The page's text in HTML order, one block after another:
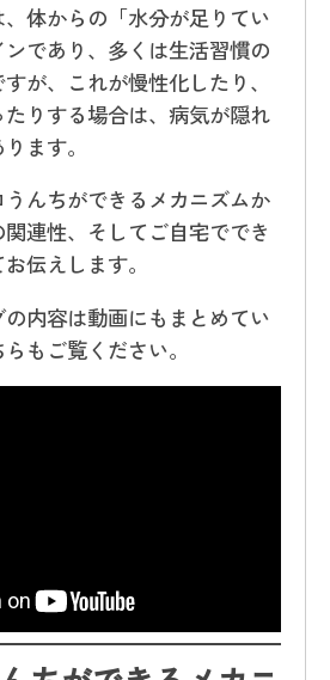
体からの「水分が足りてい
であり、多くは生活習慣の
が、これが慢性化したり、
りする場合は、病気が隠れ
ます。
んちができるメカニズムか
連性、そしてご自宅ででき
伝えします。
内容は動画にもまとめてい
もご覧ください。